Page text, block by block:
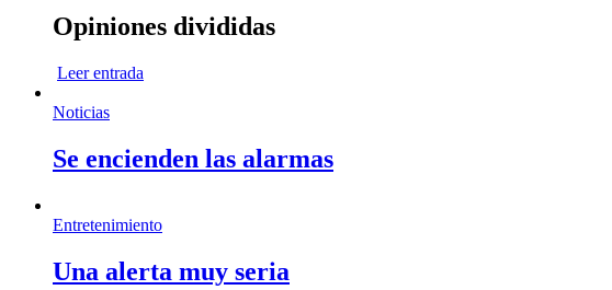
Opiniones divididas
Leer entrada
Noticias
Se encienden las alarmas
Entretenimiento
Una alerta muy seria